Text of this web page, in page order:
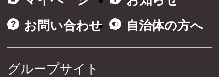
お問い合わせ
自治体の方へ
グループサイト